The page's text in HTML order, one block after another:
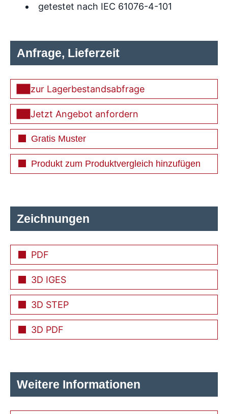
getestet nach IEC 61076-4-101
Zeichnungen
PDF
3D IGES
3D STEP
3D PDF
Weitere Informationen
Anfrage, Lieferzeit
zur Lagerbestandsabfrage
Jetzt Angebot anfordern
Gratis Muster
Produkt zum Produktvergleich hinzufügen